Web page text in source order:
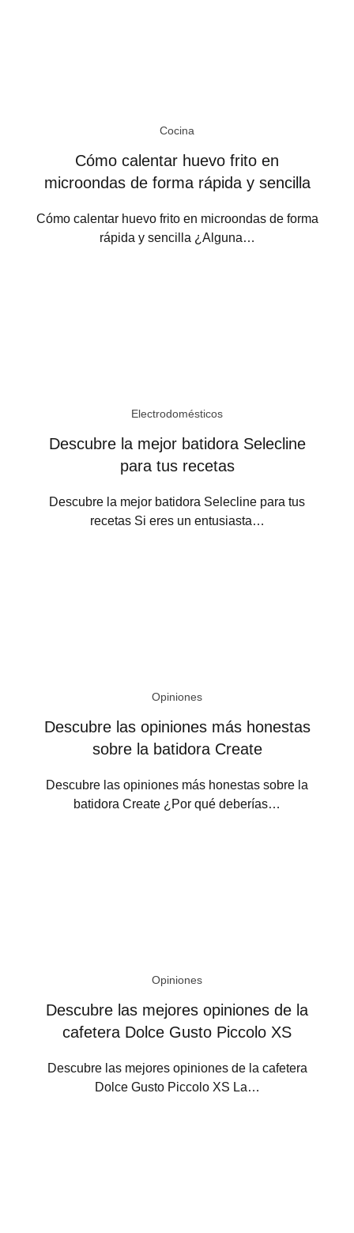
Cocina
Cómo calentar huevo frito en
microondas de forma rápida y sencilla
Cómo calentar huevo frito en microondas de forma
rápida y sencilla ¿Alguna…
Electrodomésticos
Descubre la mejor batidora Selecline
para tus recetas
Descubre la mejor batidora Selecline para tus
recetas Si eres un entusiasta…
Opiniones
Descubre las opiniones más honestas
sobre la batidora Create
Descubre las opiniones más honestas sobre la
batidora Create ¿Por qué deberías…
Opiniones
Descubre las mejores opiniones de la
cafetera Dolce Gusto Piccolo XS
Descubre las mejores opiniones de la cafetera
Dolce Gusto Piccolo XS La…